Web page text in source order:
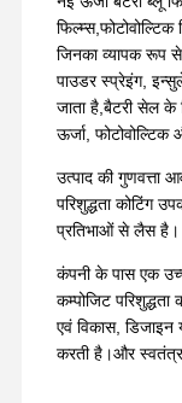
जिनका व्यापक रूप से
पाउडर स्प्रेइंग,
जाता है,बैटरी सेल के
ऊर्जा, फोटोवोल्टिक
उत्पाद की गुणवत्ता
परिशुद्धता कोटिंग
प्रतिभाओं से लैस है।
कंपनी के पास एक
कम्पोजिट
एवं विकास, डिजाइन
करती है।और